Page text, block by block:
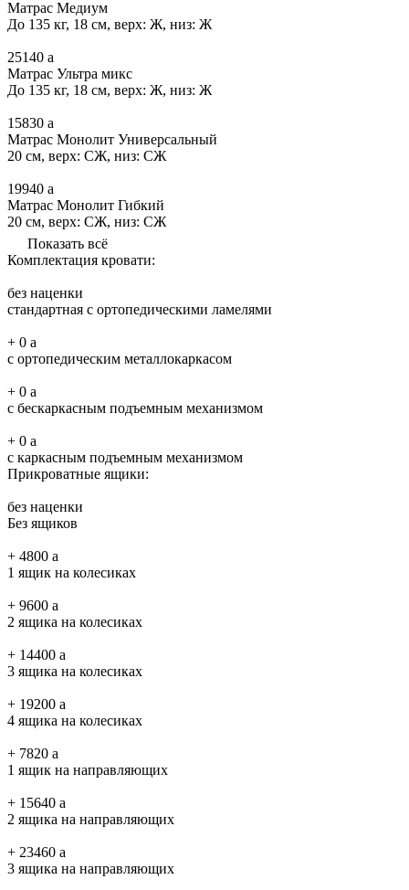
Матрас Медиум
До 135 кг, 18 см, верх: Ж, низ: Ж
25140 a
Матрас Ультра микс
До 135 кг, 18 см, верх: Ж, низ: Ж
15830 a
Матрас Монолит Универсальный
20 см, верх: СЖ, низ: СЖ
19940 a
Матрас Монолит Гибкий
20 см, верх: СЖ, низ: СЖ
Показать всё
Комплектация кровати:
без наценки
стандартная с ортопедическими ламелями
+ 0 a
с ортопедическим металлокаркасом
+ 0 a
с бескаркасным подъемным механизмом
+ 0 a
с каркасным подъемным механизмом
Прикроватные ящики:
без наценки
Без ящиков
+ 4800 a
1 ящик на колесиках
+ 9600 a
2 ящика на колесиках
+ 14400 a
3 ящика на колесиках
+ 19200 a
4 ящика на колесиках
+ 7820 a
1 ящик на направляющих
+ 15640 a
2 ящика на направляющих
+ 23460 a
3 ящика на направляющих